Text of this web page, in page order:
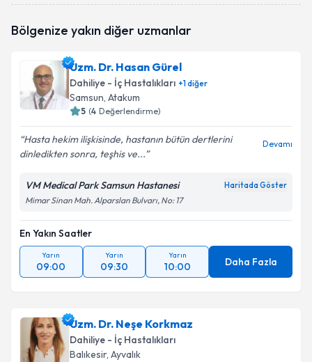
oluşturun. Size bu uzmandan randevu almanız için bir
E-posta Adresiniz
Kişisel verilerimin işlenmesine ilişkinAydınlatma
Metni'ni okudum ve kişisel verilerimin belirtilen
Bölgenize yakın diğer uzmanlar
Uzm. Dr. Hasan Gürel
Dahiliye - İç Hastalıkları +1diğer
Samsun, Atakum
5 (4 Değerlendirme)
Hasta hekim ilişkisinde, hastanın bütün dertlerini
dinledikten sonra, teşhis ve...
Devamı
VM Medical Park Samsun Hastanesi Haritada Göster
Mimar Sinan Mah. Alparslan Bulvarı, No: 17
En Yakın Saatler
Yarın
09:00
Yarın
09:30
Yarın
10:00 Daha Fazla
Uzm. Dr. Neşe Korkmaz
Dahiliye - İç Hastalıkları
Balıkesir, Ayvalık